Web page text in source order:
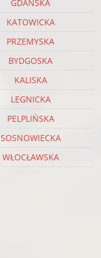
GDAŃSKA
KATOWICKA
PRZEMYSKA
BYDGOSKA
KALISKA
LEGNICKA
PELPLIŃSKA
SOSNOWIECKA
WŁOCŁAWSKA